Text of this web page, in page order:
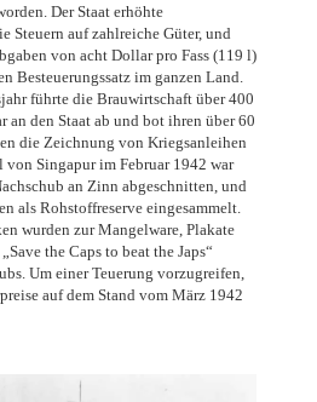
Der Staat erhöhte
Steuern auf zahlreiche Güter, und
von acht Dollar pro Fass (119 l)
Besteuerungssatz im ganzen Land.
führte die Brauwirtschaft über 400
den Staat ab und bot ihren über 60
die Zeichnung von Kriegsanleihen
von Singapur im Februar 1942 war
an Zinn abgeschnitten, und
als Rohstoffreserve eingesammelt.
wurden zur Mangelware, Plakate
the Caps to beat the Japs“
Um einer Teuerung vorzugreifen,
auf dem Stand vom März 1942